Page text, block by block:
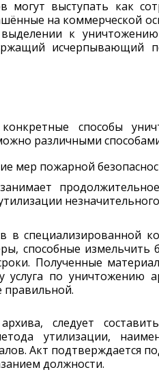
могут выступать как
на коммерческой
выделении к
исчерпывающий
способы
различными
мер пожарной
в специализированной
способные измельчить
Полученные
услуга по уничтожению
правильной.
следует
утилизации,
Акт подтверждается
должности.